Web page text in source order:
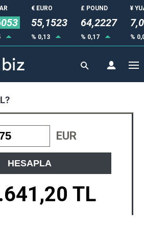
€ EURO
55,1523
% 0,13
£ POUND
64,2227
% 0,17
¥
%
EUR
HESAPLA
TL